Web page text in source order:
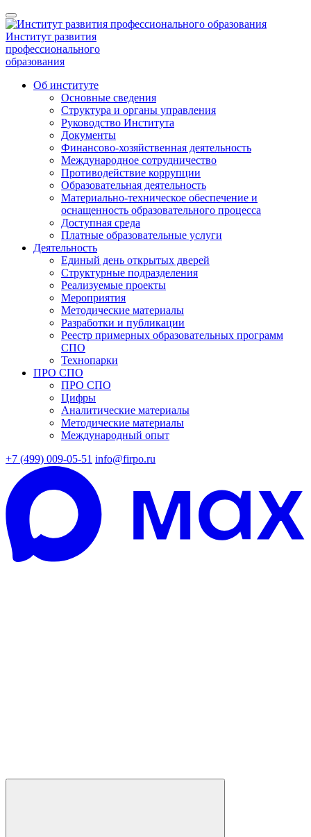
Институт развития
профессионального
образования
Об институте
Основные сведения
Структура и органы управления
Руководство Института
Документы
Финансово-хозяйственная деятельность
Международное сотрудничество
Противодействие коррупции
Образовательная деятельность
Материально-техническое обеспечение и
оснащенность образовательного процесса
Доступная среда
Платные образовательные услуги
Деятельность
Единый день открытых дверей
Структурные подразделения
Реализуемые проекты
Мероприятия
Методические материалы
Разработки и публикации
Реестр примерных образовательных программ
СПО
Технопарки
ПРО СПО
ПРО СПО
Цифры
Аналитические материалы
Методические материалы
Международный опыт
+7 (499) 009-05-51 info@firpo.ru